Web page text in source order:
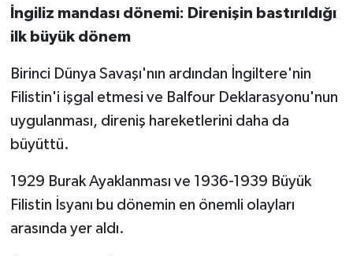
İngiliz mandası dönemi: Direnişin bastırıldığı
ilk büyük dönem
Birinci Dünya Savaşı'nın ardından İngiltere'nin
Filistin'i işgal etmesi ve Balfour Deklarasyonu'nun
uygulanması, direniş hareketlerini daha da
büyüttü.
1929 Burak Ayaklanması ve 1936-1939 Büyük
Filistin İsyanı bu dönemin en önemli olayları
arasında yer aldı.